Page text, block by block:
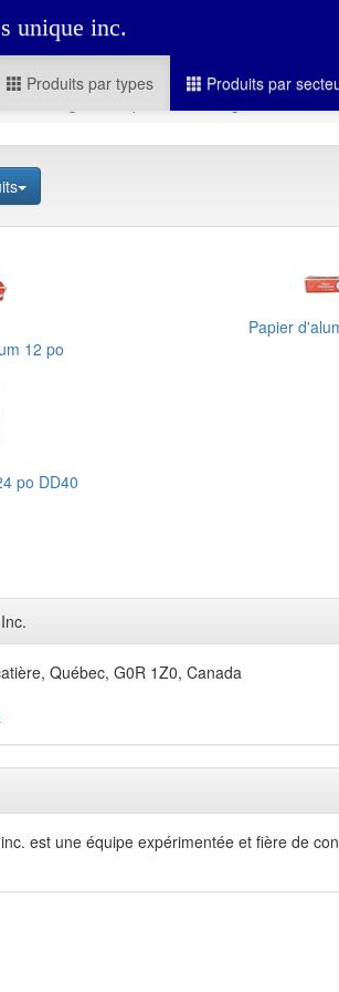
unique inc.
Produits par types Produits par
12 po
Papier
po DD40
Québec, G0R 1Z0, Canada
est une équipe expérimentée et fière de